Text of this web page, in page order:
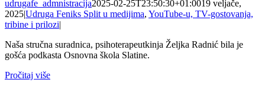
udrugafe_admnistracija2025-02-25T23:50:30+01:0019 veljače,
2025|Udruga Feniks Split u medijima, YouTube-u, TV-gostovanja,
tribine i prilozi|
Naša stručna suradnica, psihoterapeutkinja Željka Radnić bila je
gošća podkasta Osnovna škola Slatine.
Pročitaj više